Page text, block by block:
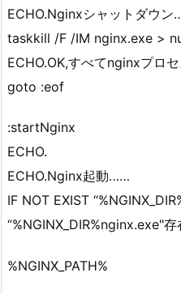
ECHO.Nginxシャットダウ
taskkill /F /IM nginx.exe >
ECHO.OK,すべてnginxプロ
goto :eof
:startNginx
ECHO.
ECHO.Nginx起動……
IF NOT EXIST
“%NGINX_DIR%nginx.exe"
%NGINX_PATH%